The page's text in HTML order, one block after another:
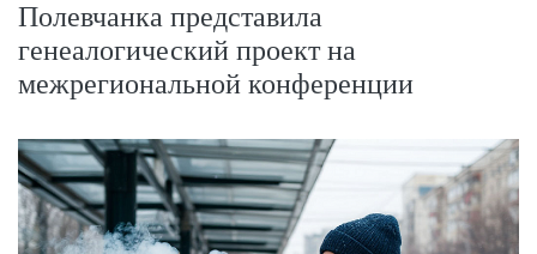
Полевчанка представила
генеалогический проект на
межрегиональной конференции